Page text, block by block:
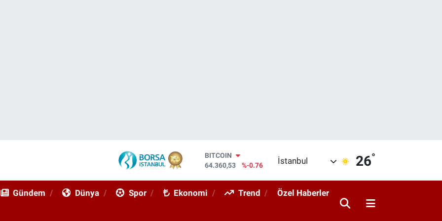
DOLAR
47,7143
%0.16
STERLİN
İstanbul 26°
Gündem Dünya Spor Ekonomi Trend Özel Haberler